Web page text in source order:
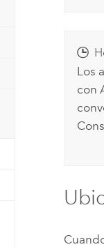
Los
con